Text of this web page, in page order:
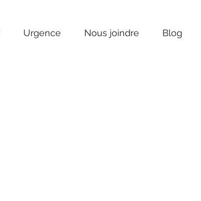
Urgence Nous joindre Blog